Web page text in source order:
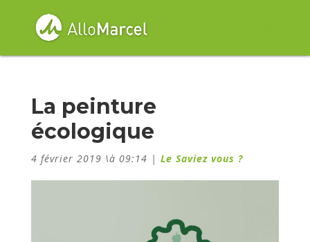
La peinture
écologique
4 février 2019 \à 09:14 | Le Saviez vous ?